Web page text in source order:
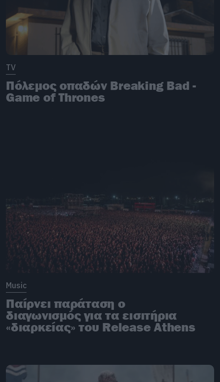
TV
Πόλεμος οπαδών Breaking Bad -
Game of Thrones
Music
Παίρνει παράταση ο
διαγωνισμός για τα εισιτήρια
«διαρκείας» του Release Athens